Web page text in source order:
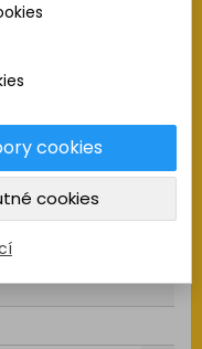
cookies
cookies